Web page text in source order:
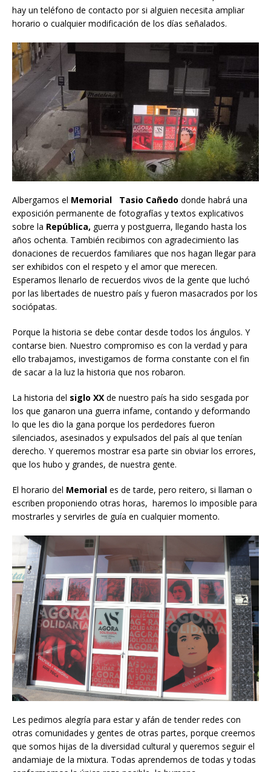
hay un teléfono de contacto por si alguien necesita ampliar
horario o cualquier modificación de los días señalados.
Albergamos el Memorial Tasio Cañedo donde habrá una
exposición permanente de fotografías y textos explicativos
sobre la República, guerra y postguerra, llegando hasta los
años ochenta. También recibimos con agradecimiento las
donaciones de recuerdos familiares que nos hagan llegar para
ser exhibidos con el respeto y el amor que merecen.
Esperamos llenarlo de recuerdos vivos de la gente que luchó
por las libertades de nuestro país y fueron masacrados por los
sociópatas.
Porque la historia se debe contar desde todos los ángulos. Y
contarse bien. Nuestro compromiso es con la verdad y para
ello trabajamos, investigamos de forma constante con el fin
de sacar a la luz la historia que nos robaron.
La historia del siglo XX de nuestro país ha sido sesgada por
los que ganaron una guerra infame, contando y deformando
lo que les dio la gana porque los perdedores fueron
silenciados, asesinados y expulsados del país al que tenían
derecho. Y queremos mostrar esa parte sin obviar los errores,
que los hubo y grandes, de nuestra gente.
El horario del Memorial es de tarde, pero reitero, si llaman o
escriben proponiendo otras horas, haremos lo imposible para
mostrarles y servirles de guía en cualquier momento.
Les pedimos alegría para estar y afán de tender redes con
otras comunidades y gentes de otras partes, porque creemos
que somos hijas de la diversidad cultural y queremos seguir el
andamiaje de la mixtura. Todas aprendemos de todas y todas